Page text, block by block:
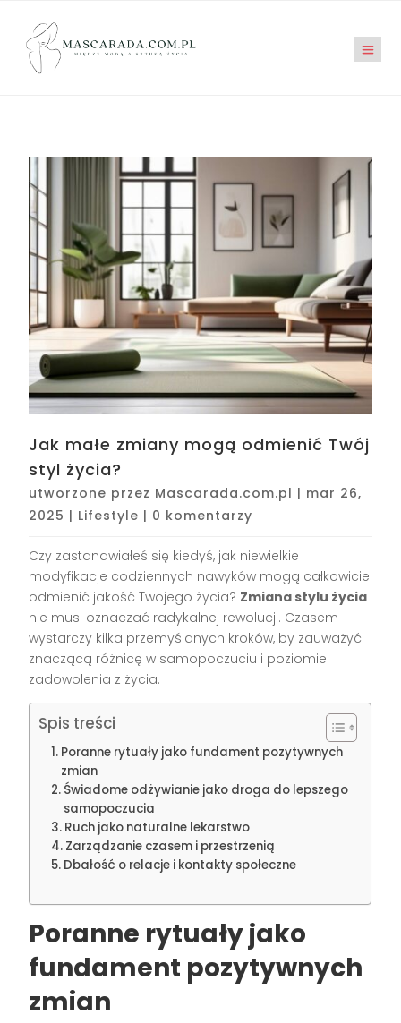
Jak małe zmiany mogą odmienić Twój
styl życia?
utworzone przez Mascarada.com.pl | mar 26,
2025 | Lifestyle | 0 komentarzy
Czy zastanawiałeś się kiedyś, jak niewielkie
modyfikacje codziennych nawyków mogą całkowicie
odmienić jakość Twojego życia? Zmiana stylu życia
nie musi oznaczać radykalnej rewolucji. Czasem
wystarczy kilka przemyślanych kroków, by zauważyć
znaczącą różnicę w samopoczuciu i poziomie
zadowolenia z życia.
Spis treści
Poranne rytuały jako fundament pozytywnych
zmian
Świadome odżywianie jako droga do lepszego
samopoczucia
Ruch jako naturalne lekarstwo
Zarządzanie czasem i przestrzenią
Dbałość o relacje i kontakty społeczne
Poranne rytuały jako
fundament pozytywnych
zmian